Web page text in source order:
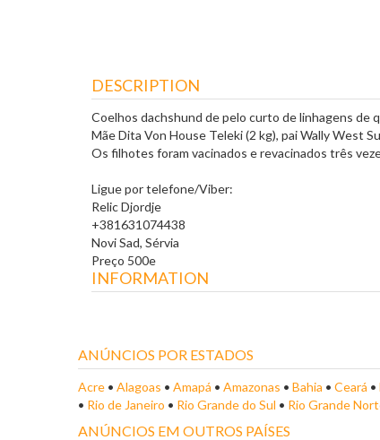
DESCRIPTION
Coelhos dachshund de pelo curto de linhagens de
Mãe Dita Von House Teleki (2 kg), pai Wally West
Os filhotes foram vacinados e revacinados três
Ligue por telefone/Viber:
Relic Djordje
+381631074438
Novi Sad, Sérvia
Preço 500e
INFORMATION
ANÚNCIOS POR ESTADOS
Acre • Alagoas • Amapá • Amazonas • Bahia • Ceará •
• Rio de Janeiro • Rio Grande do Sul • Rio Grande
ANÚNCIOS EM OUTROS PAÍSES